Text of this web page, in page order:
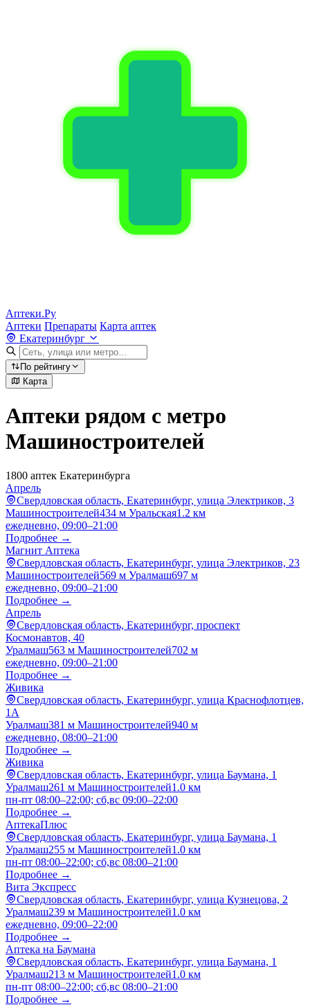
Аптеки.Ру
Аптеки Препараты Карта аптек
Екатеринбург
По рейтингу
Карта
Аптеки рядом с метро
Машиностроителей
1800 аптек Екатеринбурга
Апрель
Свердловская область, Екатеринбург, улица Электриков, 3
Машиностроителей434 м Уральская1.2 км
ежедневно, 09:00–21:00
Подробнее →
Магнит Аптека
Свердловская область, Екатеринбург, улица Электриков, 23
Машиностроителей569 м Уралмаш697 м
ежедневно, 09:00–21:00
Подробнее →
Апрель
Свердловская область, Екатеринбург, проспект
Космонавтов, 40
Уралмаш563 м Машиностроителей702 м
ежедневно, 09:00–21:00
Подробнее →
Живика
Свердловская область, Екатеринбург, улица Краснофлотцев,
1А
Уралмаш381 м Машиностроителей940 м
ежедневно, 08:00–21:00
Подробнее →
Живика
Свердловская область, Екатеринбург, улица Баумана, 1
Уралмаш261 м Машиностроителей1.0 км
пн-пт 08:00–22:00; сб,вс 09:00–22:00
Подробнее →
АптекаПлюс
Свердловская область, Екатеринбург, улица Баумана, 1
Уралмаш255 м Машиностроителей1.0 км
пн-пт 08:00–22:00; сб,вс 08:00–21:00
Подробнее →
Вита Экспресс
Свердловская область, Екатеринбург, улица Кузнецова, 2
Уралмаш239 м Машиностроителей1.0 км
ежедневно, 09:00–22:00
Подробнее →
Аптека на Баумана
Свердловская область, Екатеринбург, улица Баумана, 1
Уралмаш213 м Машиностроителей1.0 км
пн-пт 08:00–22:00; сб,вс 08:00–21:00
Подробнее →